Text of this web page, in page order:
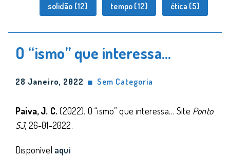
solidão (12) tempo (12) ética (5)
O “ismo” que interessa…
28 Janeiro, 2022 Sem Categoria
Paiva, J. C.(2022). O “ismo” que interessa… Site Ponto
SJ, 26-01-2022.
Disponível aqui